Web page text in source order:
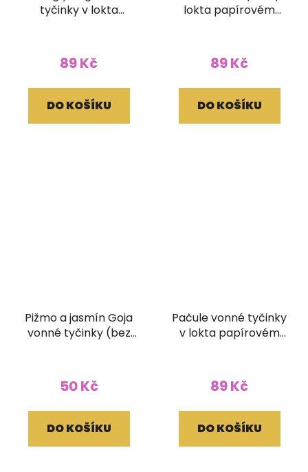
tyčinky v lokta
89 Kč
DO KOŠÍKU
lokta papírovém
89 Kč
DO KOŠÍKU
Pižmo a jasmín Goja
vonné tyčinky (bez
50 Kč
DO KOŠÍKU
Pačule vonné tyčinky
v lokta papírovém
89 Kč
DO KOŠÍKU